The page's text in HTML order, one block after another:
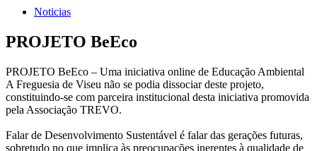
Noticias
PROJETO BeEco
PROJETO BeEco – Uma iniciativa online de Educação Ambiental
A Freguesia de Viseu não se podia dissociar deste projeto,
constituindo-se com parceira institucional desta iniciativa promovida
pela Associação TREVO.
Falar de Desenvolvimento Sustentável é falar das gerações futuras,
sobretudo no que implica às preocupações inerentes à qualidade de